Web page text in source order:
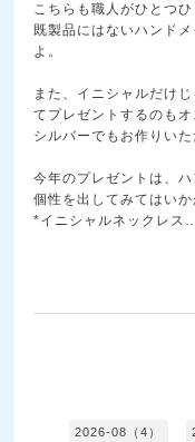
こちらも職人がひとつ
既製品にはないハンド
よ。
また、イニシャルだけ
てプレゼントするのも
シルバーでもお作りいた
今年のプレゼントは、
個性を出してみてはいか
*イニシャルネックレ
2026-08（4）